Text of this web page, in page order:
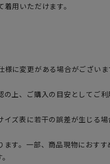
用いただけます。
に変更がある場合がございま
上、ご購入の目安としてご利
ズ表に若干の誤差が生じる場
す。一部、商品現物におすす